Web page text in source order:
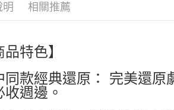
明 相關推薦
特色】
同款經典還原： 完美還原
收週邊。